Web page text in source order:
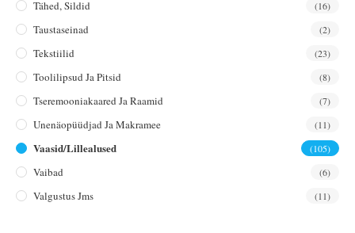
Tähed, Sildid (16)
Taustaseinad (2)
Tekstiilid (23)
Toolilipsud Ja Pitsid (8)
Tseremooniakaared Ja Raamid (7)
Unenäopüüdjad Ja Makramee (11)
Vaasid/lillealused (105)
Vaibad (6)
Valgustus Jms (11)